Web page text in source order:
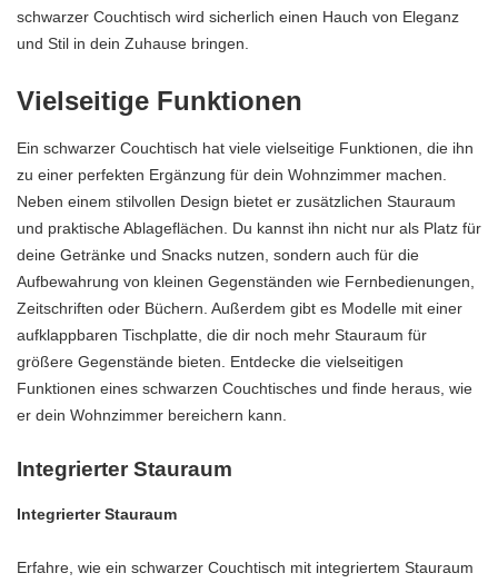
schwarzer Couchtisch wird sicherlich einen Hauch von Eleganz
und Stil in dein Zuhause bringen.
Vielseitige Funktionen
Ein schwarzer Couchtisch hat viele vielseitige Funktionen, die ihn
zu einer perfekten Ergänzung für dein Wohnzimmer machen.
Neben einem stilvollen Design bietet er zusätzlichen Stauraum
und praktische Ablageflächen. Du kannst ihn nicht nur als Platz für
deine Getränke und Snacks nutzen, sondern auch für die
Aufbewahrung von kleinen Gegenständen wie Fernbedienungen,
Zeitschriften oder Büchern. Außerdem gibt es Modelle mit einer
aufklappbaren Tischplatte, die dir noch mehr Stauraum für
größere Gegenstände bieten. Entdecke die vielseitigen
Funktionen eines schwarzen Couchtisches und finde heraus, wie
er dein Wohnzimmer bereichern kann.
Integrierter Stauraum
Integrierter Stauraum
Erfahre, wie ein schwarzer Couchtisch mit integriertem Stauraum